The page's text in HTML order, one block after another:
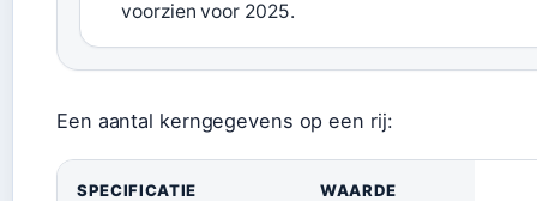
voorzien voor 2025.
Een aantal kerngegevens op een rij:
SPECIFICATIE WAARDE